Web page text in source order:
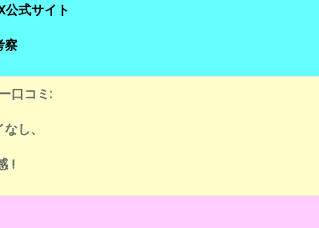
式サイト
察
口コミ:
し、
!